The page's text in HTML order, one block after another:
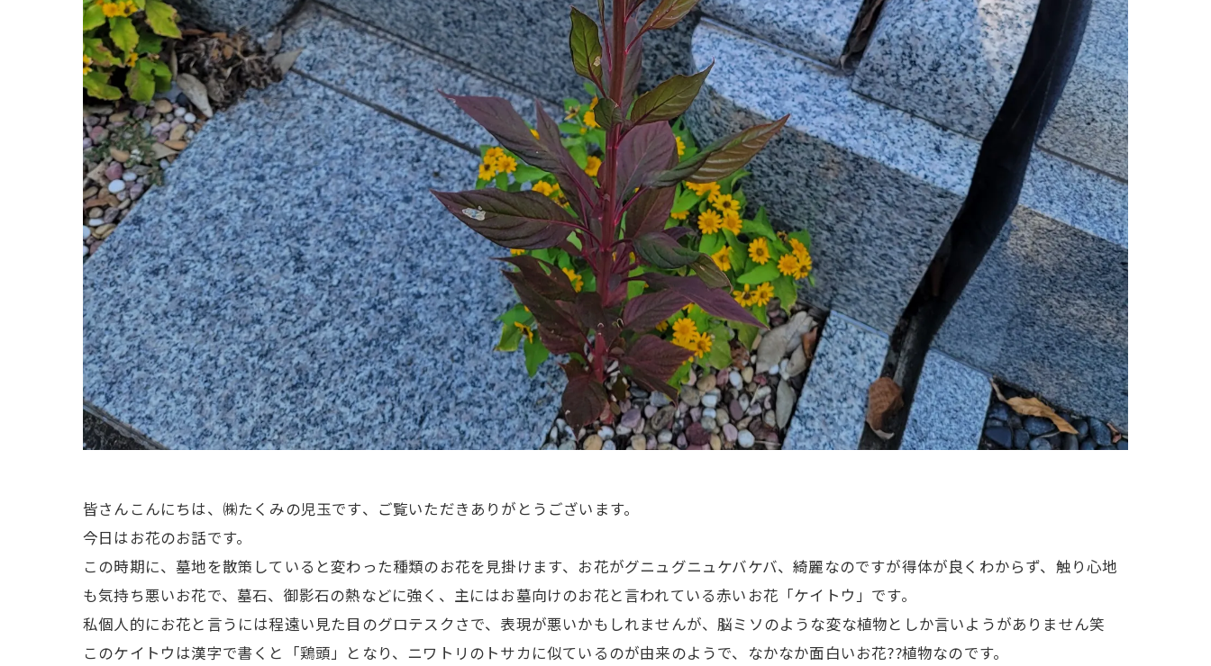
皆さんこんにちは、㈱たくみの児玉です、ご覧いただきありがとうございます。
今日はお花のお話です。
この時期に、墓地を散策していると変わった種類のお花を見掛けます、お花がグニュグニュケバケバ、綺麗なのですが得体が良くわからず、触り心地
も気持ち悪いお花で、墓石、御影石の熱などに強く、主にはお墓向けのお花と言われている赤いお花「ケイトウ」です。
私個人的にお花と言うには程遠い見た目のグロテスクさで、表現が悪いかもしれませんが、脳ミソのような変な植物としか言いようがありません笑
このケイトウは漢字で書くと「鶏頭」となり、ニワトリのトサカに似ているのが由来のようで、なかなか面白いお花??植物なのです。